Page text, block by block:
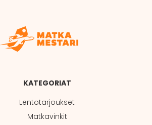
KATEGORIAT
Lentotarjoukset
Matkavinkit